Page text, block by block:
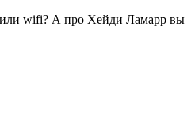
или wifi? А про Хейди Ламарр вы